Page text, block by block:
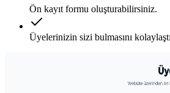
Ön kayıt formu oluşturabilirsiniz.
Üyelerinizin sizi bulmasını